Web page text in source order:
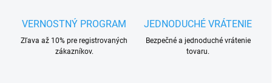
VERNOSTNÝ PROGRAM
Zľava až 10% pre registrovaných
zákazníkov.
JEDNODUCHÉ VRÁTENIE
Bezpečné a jednoduché vrátenie
tovaru.